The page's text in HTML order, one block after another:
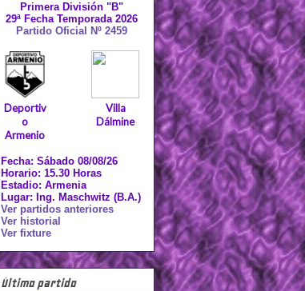
Primera División "B"
29ª Fecha Temporada 2026
Partido Oficial Nº 2459
Deportiv
o
Armenio
Villa
Dálmine
Fecha: Sábado 08/08/26
Horario: 15.30 Horas
Estadio: Armenia
Lugar: Ing. Maschwitz (B.A.)
Ver partidos anteriores
Ver historial
Ver fixture
Último partido